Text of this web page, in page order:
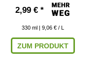
2,99 € *
330 ml | 9,06 € / L
ZUM PRODUKT